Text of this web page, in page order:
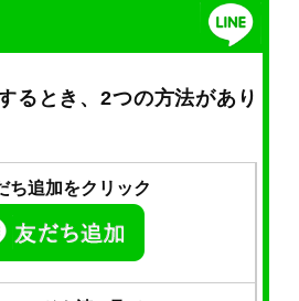
るとき、2つの方法があり
追加をクリック